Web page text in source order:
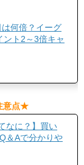
何倍？イーグ
ント2～3倍キャ
意点★
なに？】買い
＆Aで分かりや